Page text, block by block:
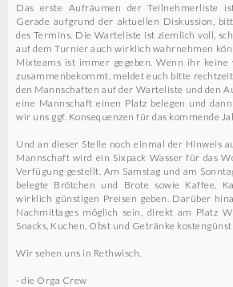
Das erste Aufräumen der Teilnehmerliste
Gerade aufgrund der aktuellen Diskussion,
des Termins. Die Warteliste ist ziemlich voll,
auf dem Turnier auch wirklich wahrnehmen
Mixteams ist immer gegeben. Wenn ihr keine
zusammenbekommt, meldet euch bitte
den Mannschaften auf der Warteliste und den
eine Mannschaft einen Platz belegen und
wir uns ggf. Konsequenzen für das kommende
Und an dieser Stelle noch einmal der Hinweis
Mannschaft wird ein Sixpack Wasser für das
Verfügung gestellt. Am Samstag und am
belegte Brötchen und Brote sowie Kaffee,
wirklich günstigen Preisen geben. Darüber
Nachmittages möglich sein, direkt am Platz
Snacks, Kuchen, Obst und Getränke
Wir sehen uns in Rethwisch.
- die Orga Crew